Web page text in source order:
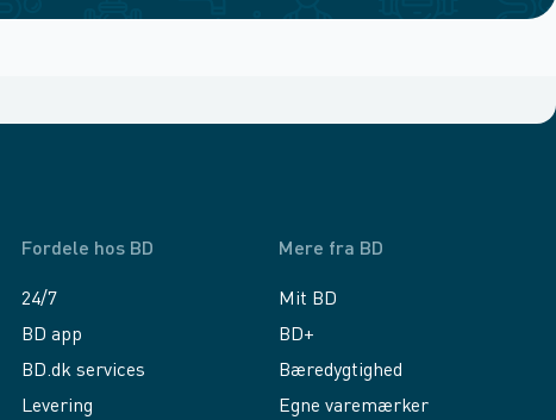
Fordele hos BD
24/7
BD app
BD.dk services
Levering
Mere fra BD
Mit BD
BD+
Bæredygtighed
Egne varemærker